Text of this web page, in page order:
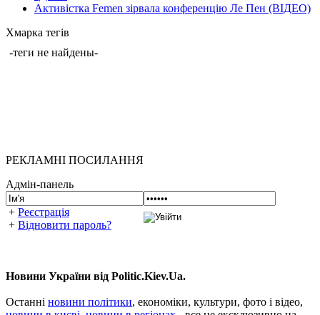
Активістка Femen зірвала конференцію Ле Пен (ВІДЕО)
Хмарка тегів
-теги не найдены-
РЕКЛАМНІ ПОСИЛАННЯ
Адмін-панель
+ Реєстрація
+ Відновити пароль?
Новини України від Politic.Kiev.Ua.
Останні новини політики, економіки, культури, фото і відео,